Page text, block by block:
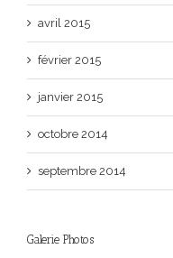
avril 2015
février 2015
janvier 2015
octobre 2014
septembre 2014
Galerie Photos